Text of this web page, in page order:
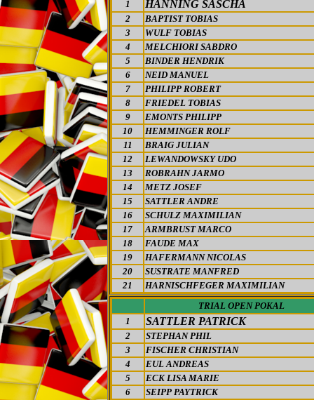
1
HANNING SASCHA
2
BAPTIST TOBIAS
3
WULF TOBIAS
4
MELCHIORI SABDRO
5
BINDER HENDRIK
6
NEID MANUEL
7
PHILIPP ROBERT
8
FRIEDEL TOBIAS
9
EMONTS PHILIPP
10
HEMMINGER ROLF
11
BRAIG JULIAN
12
LEWANDOWSKY UDO
13
ROBRAHN JARMO
14
METZ JOSEF
15
SATTLER ANDRE
16
SCHULZ MAXIMILIAN
17
ARMBRUST MARCO
18
FAUDE MAX
19
HAFERMANN NICOLAS
20
SUSTRATE MANFRED
21
HARNISCHFEGER MAXIMILIAN
TRIAL OPEN POKAL
1
SATTLER PATRICK
2
STEPHAN PHIL
3
FISCHER CHRISTIAN
4
EUL ANDREAS
5
ECK LISA MARIE
6
SEIPP PAYTRICK